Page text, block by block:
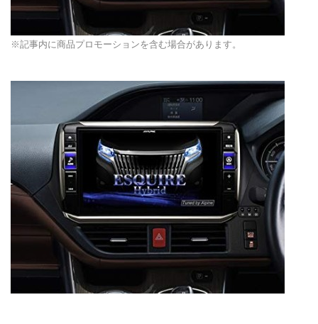
※記事内に商品プロモーションを含む場合があります。